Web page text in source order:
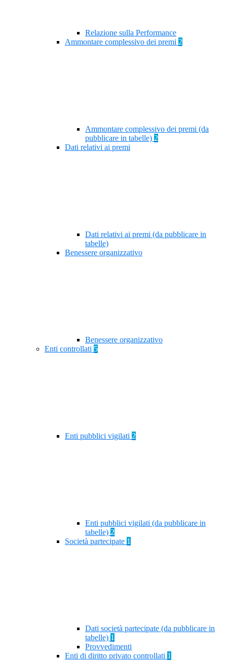
Relazione sulla Performance
Ammontare complessivo dei premi 2
Ammontare complessivo dei premi (da
pubblicare in tabelle) 2
Dati relativi ai premi
Dati relativi ai premi (da pubblicare in
tabelle)
Benessere organizzativo
Benessere organizzativo
Enti controllati 5
Enti pubblici vigilati 2
Enti pubblici vigilati (da pubblicare in
tabelle) 2
Società partecipate 1
Dati società partecipate (da pubblicare in
tabelle) 1
Provvedimenti
Enti di diritto privato controllati 1